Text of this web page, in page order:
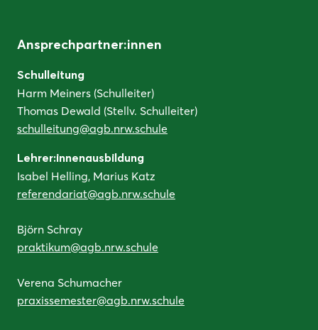
Ansprechpartner:innen
Schulleitung
Harm Meiners (Schulleiter)
Thomas Dewald (Stellv. Schulleiter)
schulleitung@agb.nrw.schule
Lehrer:innenausbildung
Isabel Helling, Marius Katz
referendariat@agb.nrw.schule
Björn Schray
praktikum@agb.nrw.schule
Verena Schumacher
praxissemester@agb.nrw.schule